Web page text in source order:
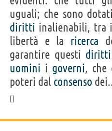
uguali; che sono
diritti inalienabili, tra
libertà e la ricerca
garantire questi diritti
uomini i governi, che
poteri dal consenso